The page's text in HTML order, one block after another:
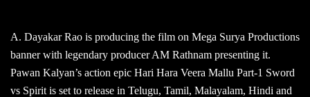
A. Dayakar Rao is producing the film on Mega Surya Productions
banner with legendary producer AM Rathnam presenting it.
Pawan Kalyan’s action epic Hari Hara Veera Mallu Part-1 Sword
vs Spirit is set to release in Telugu, Tamil, Malayalam, Hindi and